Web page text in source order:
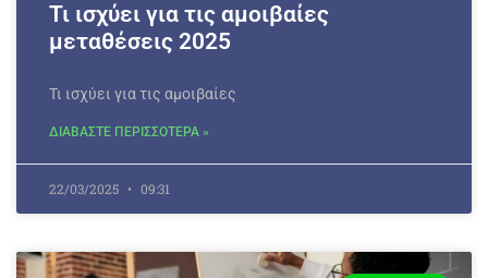
Τι ισχύει για τις αμοιβαίες
μεταθέσεις 2025
Τι ισχύει για τις αμοιβαίες
ΔΙΑΒΑΣΤΕ ΠΕΡΙΣΣΟΤΕΡΑ »
22/03/2025 09:31